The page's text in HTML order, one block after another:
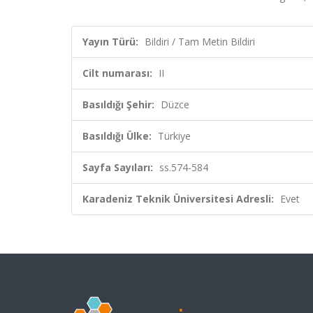
Yayın Türü: Bildiri / Tam Metin Bildiri
Cilt numarası: II
Basıldığı Şehir: Düzce
Basıldığı Ülke: Türkiye
Sayfa Sayıları: ss.574-584
Karadeniz Teknik Üniversitesi Adresli: Evet